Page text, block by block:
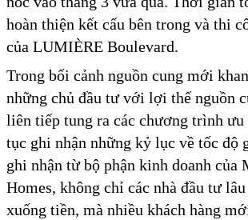
hoàn thiện kết cấu bên trong và thi
của LUMIÈRE Boulevard.
Trong bối cảnh nguồn cung mới
những chủ đầu tư với lợi thế nguồn
liên tiếp tung ra các chương trình ưu
tục ghi nhận những kỷ lục về tốc độ
ghi nhận từ bộ phận kinh doanh của
Homes, không chỉ các nhà đầu tư lâu
xuống tiền, mà nhiều khách hàng